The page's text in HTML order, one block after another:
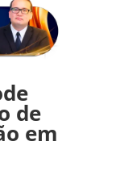
de
em